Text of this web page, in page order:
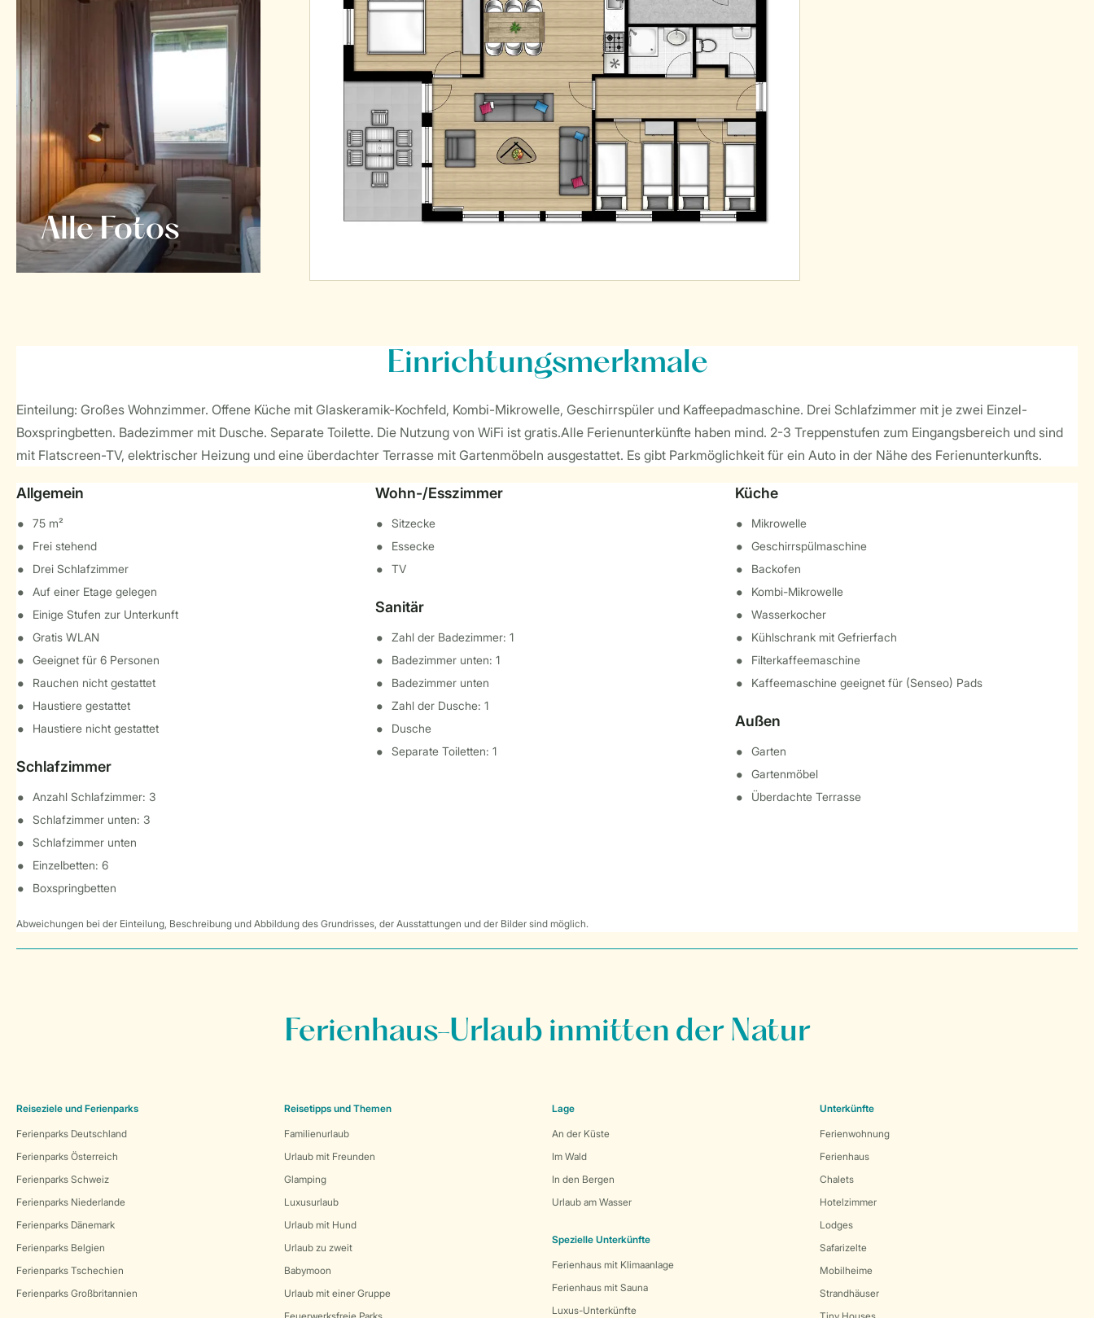
Alle Fotos
Einrichtungsmerkmale
Einteilung: Großes Wohnzimmer. Offene Küche mit Glaskeramik-Kochfeld, Kombi-Mikrowelle, Geschirrspüler und Kaffeepadmaschine. Drei Schlafzimmer mit je zwei Einzel-
Boxspringbetten. Badezimmer mit Dusche. Separate Toilette. Die Nutzung von WiFi ist gratis.Alle Ferienunterkünfte haben mind. 2-3 Treppenstufen zum Eingangsbereich und sind
mit Flatscreen-TV, elektrischer Heizung und eine überdachter Terrasse mit Gartenmöbeln ausgestattet. Es gibt Parkmöglichkeit für ein Auto in der Nähe des Ferienunterkunfts.
Allgemein
75 m²
Frei stehend
Drei Schlafzimmer
Auf einer Etage gelegen
Einige Stufen zur Unterkunft
Gratis WLAN
Geeignet für 6 Personen
Rauchen nicht gestattet
Haustiere gestattet
Haustiere nicht gestattet
Schlafzimmer
Anzahl Schlafzimmer: 3
Schlafzimmer unten: 3
Schlafzimmer unten
Einzelbetten: 6
Boxspringbetten
Wohn-/Esszimmer
Sitzecke
Essecke
TV
Sanitär
Zahl der Badezimmer: 1
Badezimmer unten: 1
Badezimmer unten
Zahl der Dusche: 1
Dusche
Separate Toiletten: 1
Küche
Mikrowelle
Geschirrspülmaschine
Backofen
Kombi-Mikrowelle
Wasserkocher
Kühlschrank mit Gefrierfach
Filterkaffeemaschine
Kaffeemaschine geeignet für (Senseo) Pads
Außen
Garten
Gartenmöbel
Überdachte Terrasse
Abweichungen bei der Einteilung, Beschreibung und Abbildung des Grundrisses, der Ausstattungen und der Bilder sind möglich.
Ferienhaus-Urlaub inmitten der Natur
Reiseziele und Ferienparks
Ferienparks Deutschland
Ferienparks Österreich
Ferienparks Schweiz
Ferienparks Niederlande
Ferienparks Dänemark
Ferienparks Belgien
Ferienparks Tschechien
Ferienparks Großbritannien
Reisetipps und Themen
Familienurlaub
Urlaub mit Freunden
Glamping
Luxusurlaub
Urlaub mit Hund
Urlaub zu zweit
Babymoon
Urlaub mit einer Gruppe
Lage
An der Küste
Im Wald
In den Bergen
Urlaub am Wasser
Spezielle Unterkünfte
Ferienhaus mit Klimaanlage
Ferienhaus mit Sauna
Luxus-Unterkünfte
Unterkünfte
Ferienwohnung
Ferienhaus
Chalets
Hotelzimmer
Lodges
Safarizelte
Mobilheime
Strandhäuser